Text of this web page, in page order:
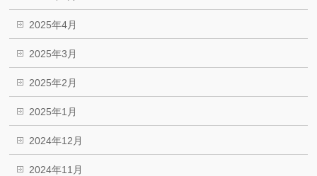
2025年4月
2025年3月
2025年2月
2025年1月
2024年12月
2024年11月